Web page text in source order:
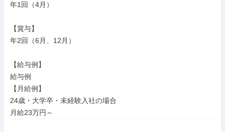
年1回（4月）
【賞与】
年2回（6月、12月）
【給与例】
給与例
【月給例】
24歳・大学卒・未経験入社の場合
月給23万円～